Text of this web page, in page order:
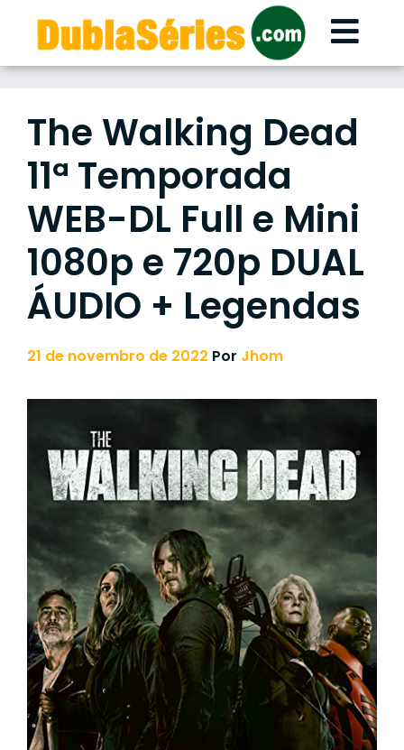
content
The Walking Dead
11ª Temporada
WEB-DL Full e Mini
1080p e 720p DUAL
ÁUDIO + Legendas
21 de novembro de 2022 Por Jhom